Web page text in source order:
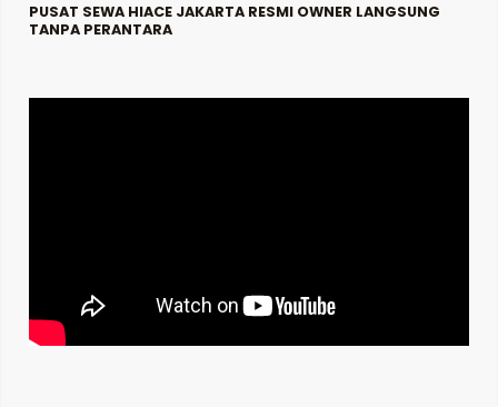
PUSAT SEWA HIACE JAKARTA RESMI OWNER LANGSUNG
TANPA PERANTARA